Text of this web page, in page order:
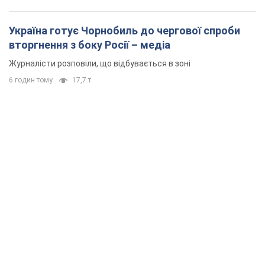
Україна готує Чорнобиль до чергової спроби
вторгнення з боку Росії – медіа
Журналісти розповіли, що відбувається в зоні
6 годин тому 17,7 т.